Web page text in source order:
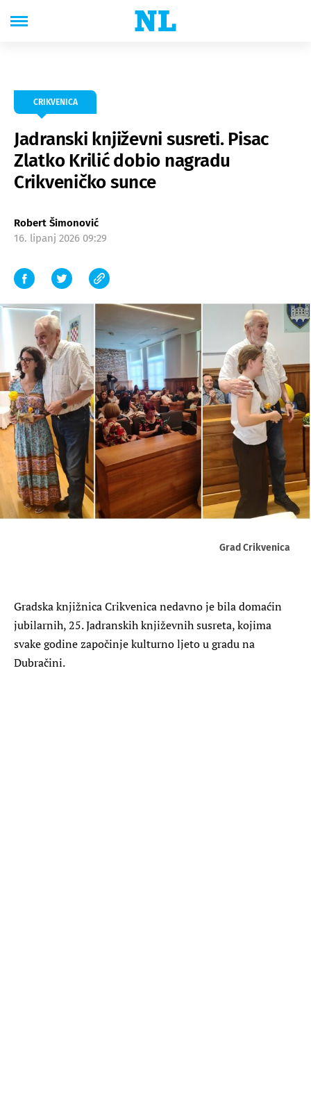
CRIKVENICA
Jadranski književni susreti. Pisac
Zlatko Krilić dobio nagradu
Crikveničko sunce
Robert Šimonović
16. lipanj 2026 09:29
Grad Crikvenica
Gradska knjižnica Crikvenica nedavno je bila domaćin
jubilarnih, 25. Jadranskih književnih susreta, kojima
svake godine započinje kulturno ljeto u gradu na
Dubračini.